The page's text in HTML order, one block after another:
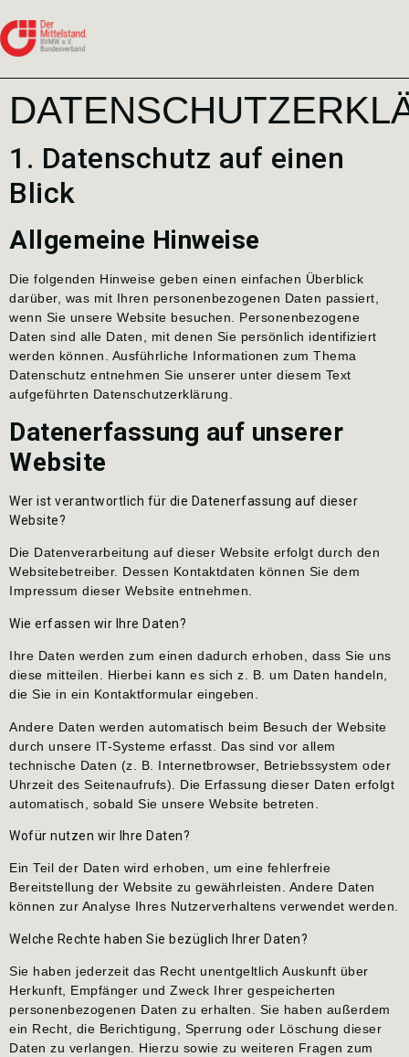
1. Datenschutz auf einen
Blick
Allgemeine Hinweise
Die folgenden Hinweise geben einen einfachen Überblick
darüber, was mit Ihren personenbezogenen Daten passiert,
wenn Sie unsere Website besuchen. Personenbezogene
Daten sind alle Daten, mit denen Sie persönlich identifiziert
werden können. Ausführliche Informationen zum Thema
Datenschutz entnehmen Sie unserer unter diesem Text
aufgeführten Datenschutzerklärung.
Datenerfassung auf unserer
Website
Wer ist verantwortlich für die Datenerfassung auf dieser
Website?
Die Datenverarbeitung auf dieser Website erfolgt durch den
Websitebetreiber. Dessen Kontaktdaten können Sie dem
Impressum dieser Website entnehmen.
Wie erfassen wir Ihre Daten?
Ihre Daten werden zum einen dadurch erhoben, dass Sie uns
diese mitteilen. Hierbei kann es sich z. B. um Daten handeln,
die Sie in ein Kontaktformular eingeben.
Andere Daten werden automatisch beim Besuch der Website
durch unsere IT-Systeme erfasst. Das sind vor allem
technische Daten (z. B. Internetbrowser, Betriebssystem oder
Uhrzeit des Seitenaufrufs). Die Erfassung dieser Daten erfolgt
automatisch, sobald Sie unsere Website betreten.
Wofür nutzen wir Ihre Daten?
Ein Teil der Daten wird erhoben, um eine fehlerfreie
Bereitstellung der Website zu gewährleisten. Andere Daten
können zur Analyse Ihres Nutzerverhaltens verwendet werden.
Welche Rechte haben Sie bezüglich Ihrer Daten?
Sie haben jederzeit das Recht unentgeltlich Auskunft über
Herkunft, Empfänger und Zweck Ihrer gespeicherten
personenbezogenen Daten zu erhalten. Sie haben außerdem
ein Recht, die Berichtigung, Sperrung oder Löschung dieser
Daten zu verlangen. Hierzu sowie zu weiteren Fragen zum